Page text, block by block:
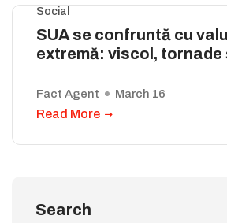
Social
SUA se confruntă cu
extremă: viscol, tornade
Fact Agent March 16
Read More
Search